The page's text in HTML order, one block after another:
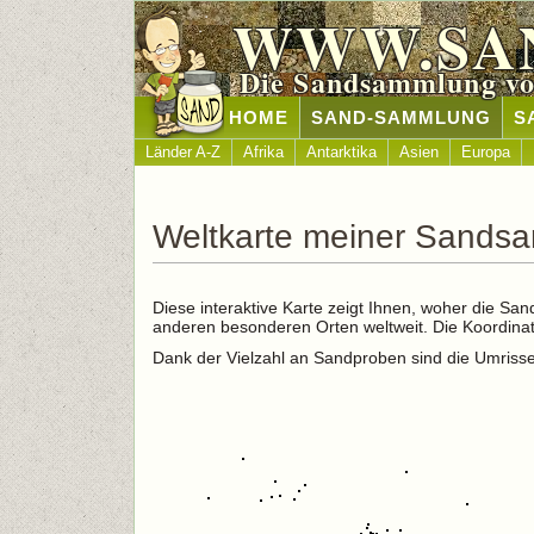
Die Sandsammlung
HOME SAND-SAMMLUNG
Länder A-Z Afrika Antarktika Asien Europa
Weltkarte meiner
Diese interaktive Karte zeigt Ihnen, woher die
anderen besonderen Orten weltweit. Die
Dank der Vielzahl an Sandproben sind die